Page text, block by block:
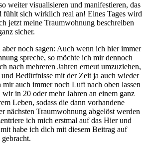
weiter visualisieren und manifestieren, das
fühlt sich wirklich real an! Eines Tages wird
jetzt meine Traumwohnung beschreiben
sicher.
noch sagen: Auch wenn ich hier immer
spreche, so möchte ich mir dennoch
nach mehreren Jahren erneut umzuziehen,
Bedürfnisse mit der Zeit ja auch wieder
auch immer noch Luft nach oben lassen
in 20 oder mehr Jahren an einem ganz
Leben, sodass die dann vorhandene
nächsten Traumwohnung abgelöst werden
ich mich erstmal auf das Hier und
habe ich dich mit diesem Beitrag auf